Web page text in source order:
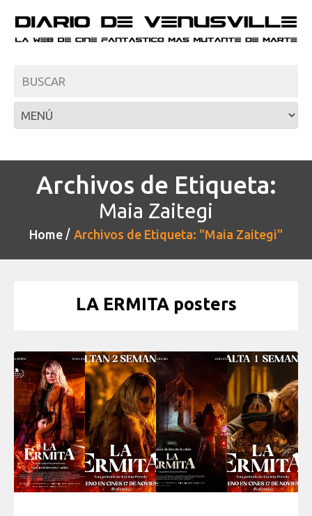
Archivos de Etiqueta:
Maia Zaitegi
Home Archivos de Etiqueta: "Maia Zaitegi"
LA ERMITA posters